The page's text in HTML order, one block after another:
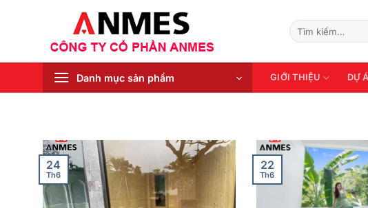
dung
Tìm
kiếm:
Danh mục sản phẩm GIỚI THIỆU DỰ
24
Th6
22
Th6